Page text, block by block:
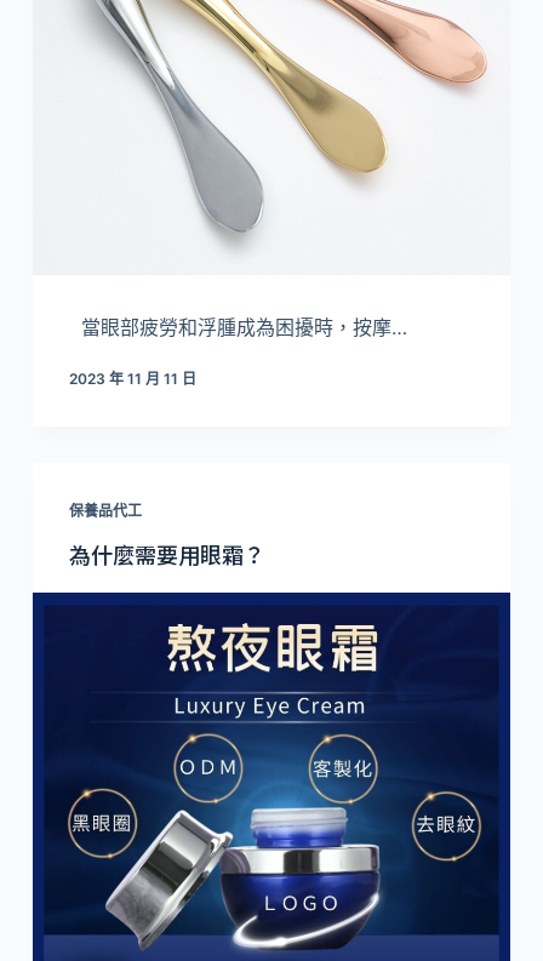
當眼部疲勞和浮腫成為困擾時，按摩…
2023 年 11 月 11 日
保養品代工
為什麼需要用眼霜？